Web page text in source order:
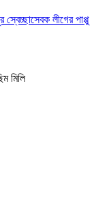
স্বেচ্ছাসেবক লীগের পাপ্পু
মিলি